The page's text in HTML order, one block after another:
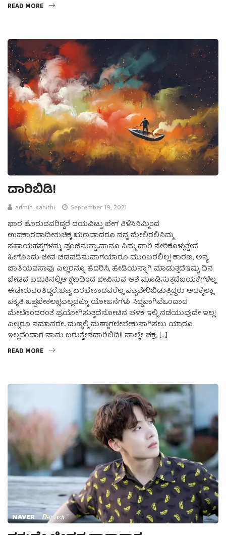
READ MORE
ದಾರಿಬಿಡಿ!
admin_sahithi September 19, 2021
ಭಾರ ಹೊರುವವರಿದ್ದರೆ ದಯವಿಟ್ಟು ಬೇಗ ತಿಳಿಸಿನಿಮ್ಮಿಂದ
ಉಪಕಾರವಾದೀತುಚಿಕ್ಕ ಋಣವಾದರೂ ನನ್ನ ಮೇಲಿರಲಿನಿಮ್ಮ
ಸಹಾಯಹಸ್ತಗಳನ್ನು ಪೂಜಿಸುತ್ತಾ..ನಾನೂ ನಿಮ್ಮ ದಾರಿ ಸೇರಿಕೊಳ್ಳುತ್ತೇನೆ
ಹೀಗೊಂದು ಜೀವ ಚಡಪಡಿಸುವಾಗಯಾರೂ ಮುಂಬರಲಿಲ್ಲ! ಕಾರಣ, ಅನ್ಯ
ಜಾತಿಯವಸಾವು ಎಲ್ಲರನ್ನೂ ಹೆದರಿಸಿ, ಹೇಡಿಯನ್ನಾಗಿ ಮಾಡುತ್ತದೆಇಷ್ಟು ದಿನ
ಬೇಡದ ಬದುಕಿನಲ್ಲಿಆ ಕ್ಷಣದಿಂದ ಜೀವಿಸುವ ಆಶೆ ಮೂಡಿಸುತ್ತದೆಬಯಕೆಗಳೆಲ್ಲ
ಈಡೇರುವಂತಿದ್ದರೆ..ಚಟ್ಟ ಏರಬೇಕಾದವರೆಲ್ಲ ಪಟ್ಟವೇರಿಬಿಡುತ್ತಿದ್ದರು ಅದಕ್ಕೆಲ್ಲಾ
ಪಕೃತಿ ಒಪ್ಪಬೇಕಲ್ಲಾ!ಎಲ್ಲದಕ್ಕೂ ಯೋಜನೆಗಳು ಸಿದ್ಧವಾಗಿವೆಒಂದಾದ
ಮೇಲೊಂದರಂತೆ ಪ್ರಯೋಗಿಸುತ್ತದೆನೋಟಿನ ಚಳಕ ಇಲ್ಲಿ ನಡೆಯುವುದೇ ಇಲ್ಲ!
ಎಲ್ಲರೂ ಸಮಾನರೇ.. ಮಣ್ಣಲ್ಲಿ ಮಣ್ಣಾಗಲೇಬೇಕುಸಾಗಿಸಲು ಯಾರೂ
ಇಲ್ಲವೆಂದಾಗ ನಾನು ಬರುತ್ತೇನೆದಾರಿಬಿಡಿ!! ನಾಲ್ಕೇ ಚಕ್ರ, […]
READ MORE